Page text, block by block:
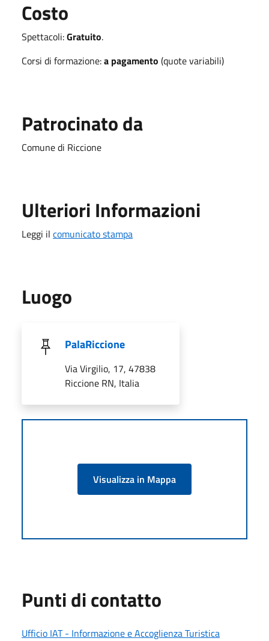
Costo
Spettacoli:Gratuito.
Corsi di formazione:a pagamento (quote variabili)
Patrocinato da
Comune di Riccione
Ulteriori Informazioni
Leggi il comunicato stampa
Luogo
PalaRiccione
Via Virgilio, 17, 47838
Riccione RN, Italia
Visualizza in Mappa
Punti di contatto
Ufficio IAT - Informazione e Accoglienza Turistica